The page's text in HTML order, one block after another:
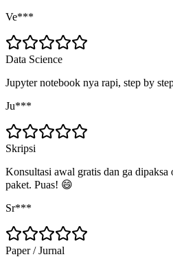
Ve***
Data Science
Jupyter notebook nya rapi, step by
Ju***
Skripsi
Konsultasi awal gratis dan ga
paket. Puas! 😄
Sr***
Paper / Jurnal